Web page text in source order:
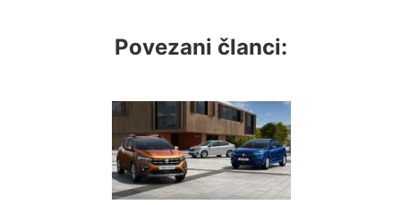
Povezani članci: